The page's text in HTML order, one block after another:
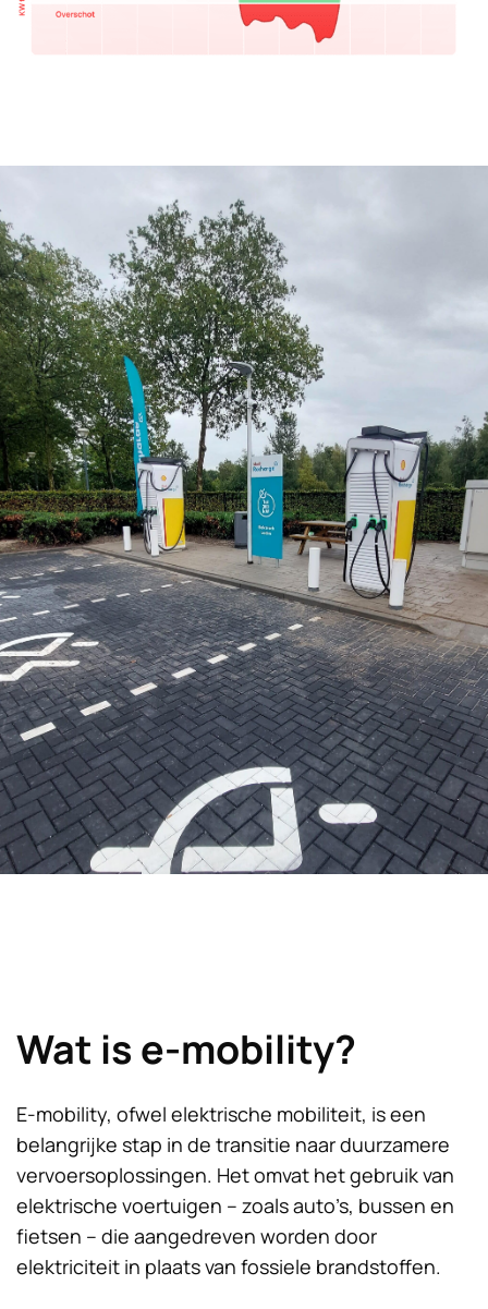
Wat is e-mobility?
E-mobility, ofwel elektrische mobiliteit, is een
belangrijke stap in de transitie naar duurzamere
vervoersoplossingen. Het omvat het gebruik van
elektrische voertuigen – zoals auto’s, bussen en
fietsen – die aangedreven worden door
elektriciteit in plaats van fossiele brandstoffen.